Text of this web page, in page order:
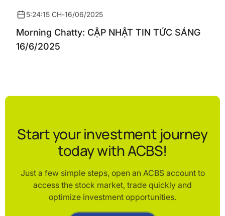
5:24:15 CH-16/06/2025
Morning Chatty: CẬP NHẬT TIN TỨC SÁNG
16/6/2025
Start your investment journey
today with ACBS!
Just a few simple steps, open an ACBS account to
access the stock market, trade quickly and
optimize investment opportunities.